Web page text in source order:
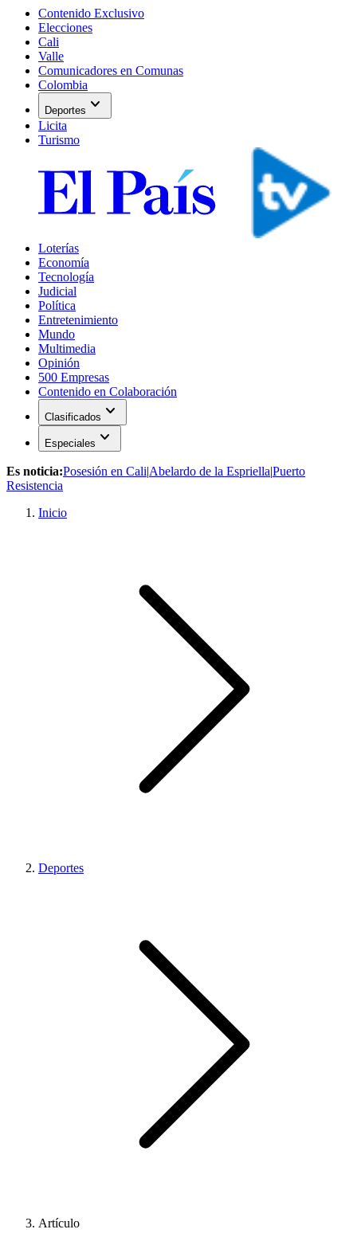
Contenido Exclusivo
Elecciones
Cali
Valle
Comunicadores en Comunas
Colombia
Deportes expand_more
Licita
Turismo
Loterías
Economía
Tecnología
Judicial
Política
Entretenimiento
Mundo
Multimedia
Opinión
500 Empresas
Contenido en Colaboración
Clasificados expand_more
Especiales expand_more
Es noticia:Posesión en Cali|Abelardo de la Espriella|Puerto
Resistencia
Inicio
Deportes
Artículo